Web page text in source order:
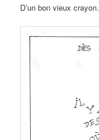
D’un bon vieux crayon.